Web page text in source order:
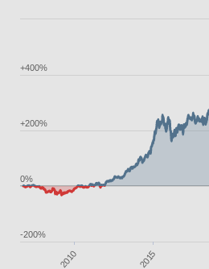
2010 2015
-200%
0%
+200%
+400%